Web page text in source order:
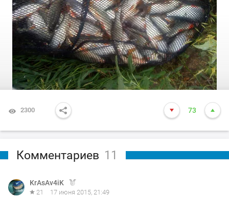
2300 73
Комментариев 11
KrAsAv4iK
21 17 июня 2015, 21:49